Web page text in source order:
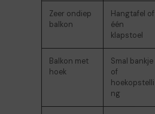
Zeer ondiep
balkon
Hangtafel of
één
klapstoel
Balkon met
hoek
Smal bankje
of
hoekopstelli
ng